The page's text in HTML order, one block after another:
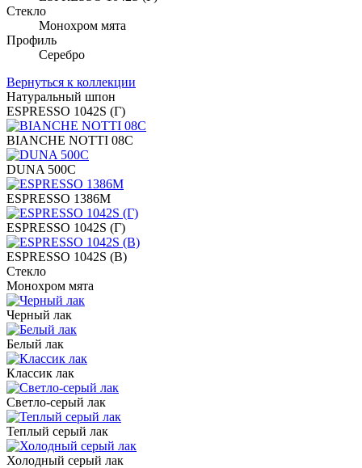
Стекло
Монохром мята
Профиль
Серебро
Вернуться к коллекции
Натуральный шпон
ESPRESSO 1042S (Г)
BIANCHE NOTTI 08C
DUNA 500C
ESPRESSO 1386M
ESPRESSO 1042S (Г)
ESPRESSO 1042S (В)
Стекло
Монохром мята
Черный лак
Белый лак
Классик лак
Светло-серый лак
Теплый серый лак
Холодный серый лак